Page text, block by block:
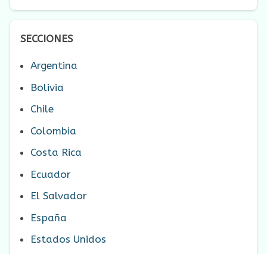
SECCIONES
Argentina
Bolivia
Chile
Colombia
Costa Rica
Ecuador
El Salvador
España
Estados Unidos